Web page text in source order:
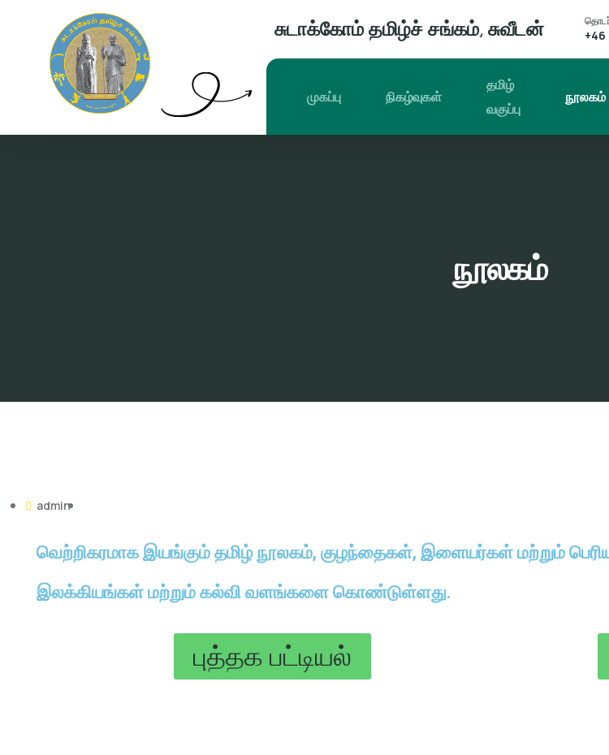
சுடாக்கோம் தமிழ்ச் சங்கம், சுவீடன் +46
முகப்பு நிகழ்வுகள்
தமிழ்
வகுப்பு
நூலகம்
நூலகம்
admin
வெற்றிகரமாக இயங்கும் தமிழ் நூலகம், குழந்தைகள், இளையர்கள் மற்றும்
இலக்கியங்கள் மற்றும் கல்வி வளங்களை கொண்டுள்ளது.
புத்தக பட்டியல்